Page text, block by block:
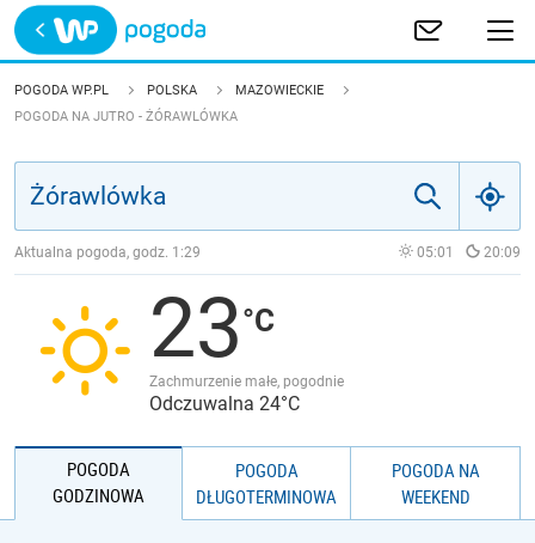
Trwa ładowanie
POLSKA
JAKOŚĆ POWIETRZA
POGODA WP.PL POLSKA
MAZOWIECKIE
POGODA NA JUTRO - ŻÓRAWLÓWKA
Aktualna pogoda, godz. 1:29 05:01 20:09
23
Zachmurzenie małe, pogodnie
Odczuwalna 24°C
POGODA
GODZINOWA
POGODA
DŁUGOTERMINOWA
POGODA NA
WEEKEND